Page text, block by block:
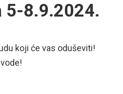
5-8.9.2024.
koji će vas oduševiti!